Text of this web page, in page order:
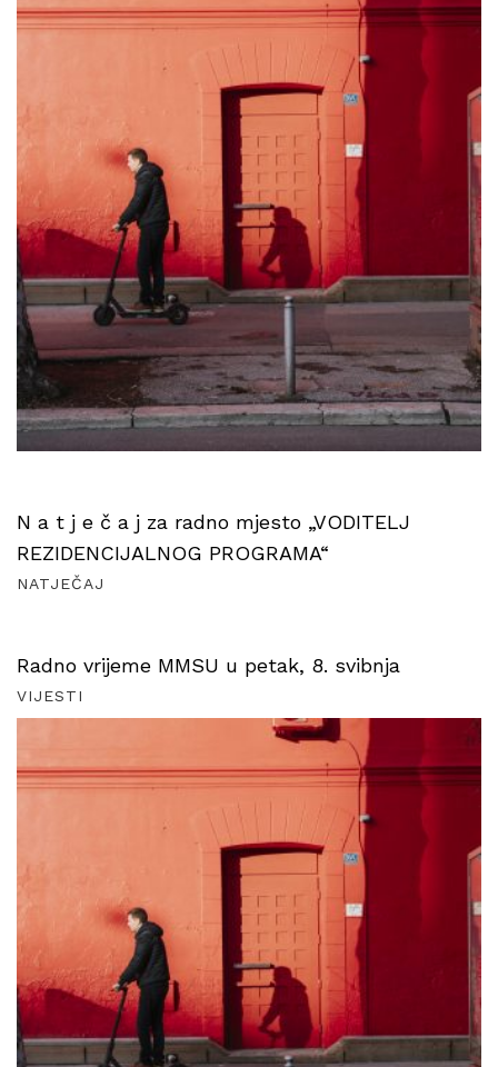
N a t j e č a j za radno mjesto „VODITELJ
REZIDENCIJALNOG PROGRAMA“
NATJEČAJ
Radno vrijeme MMSU u petak, 8. svibnja
VIJESTI